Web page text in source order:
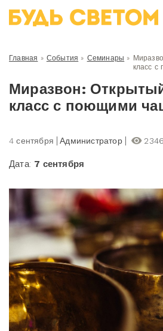
Главная » События » Семинары »
класс
Миразвон:
класс с поющими
4 сентября Администратор 2346
Дата: 7 сентября